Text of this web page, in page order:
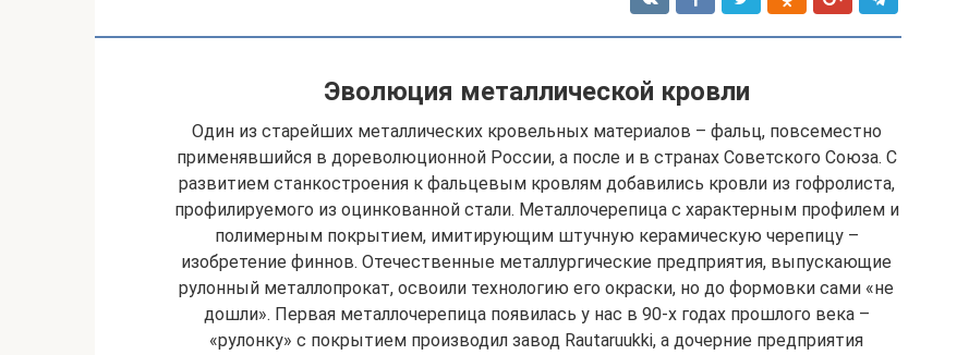
Эволюция металлической кровли
Один из старейших металлических кровельных материалов – фальц, повсеместно
применявшийся в дореволюционной России, а после и в странах Советского Союза. С
развитием станкостроения к фальцевым кровлям добавились кровли из гофролиста,
профилируемого из оцинкованной стали. Металлочерепица с характерным профилем и
полимерным покрытием, имитирующим штучную керамическую черепицу –
изобретение финнов. Отечественные металлургические предприятия, выпускающие
рулонный металлопрокат, освоили технологию его окраски, но до формовки сами «не
дошли». Первая металлочерепица появилась у нас в 90-х годах прошлого века –
«рулонку» с покрытием производил завод Rautaruukki, а дочерние предприятия